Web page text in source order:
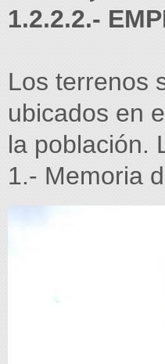
1.2.2.2.-
Los terrenos
ubicados en
la población.
1.- Memoria